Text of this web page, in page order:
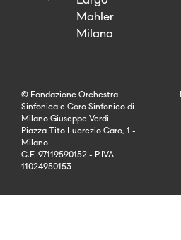
Mahler
Milano
© Fondazione Orchestra
Sinfonica e Coro Sinfonico di
Milano Giuseppe Verdi
Piazza Tito Lucrezio Caro, 1 -
Milano
C.F. 97119590152 - P.IVA
11024950153